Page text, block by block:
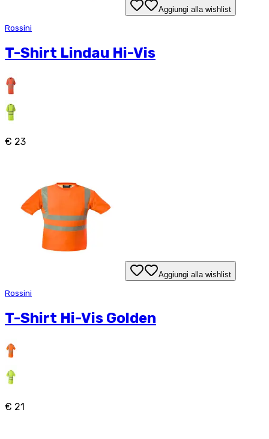
Aggiungi alla wishlist
Rossini
T-Shirt Lindau Hi-Vis
€ 23
Aggiungi alla wishlist
Rossini
T-Shirt Hi-Vis Golden
€ 21